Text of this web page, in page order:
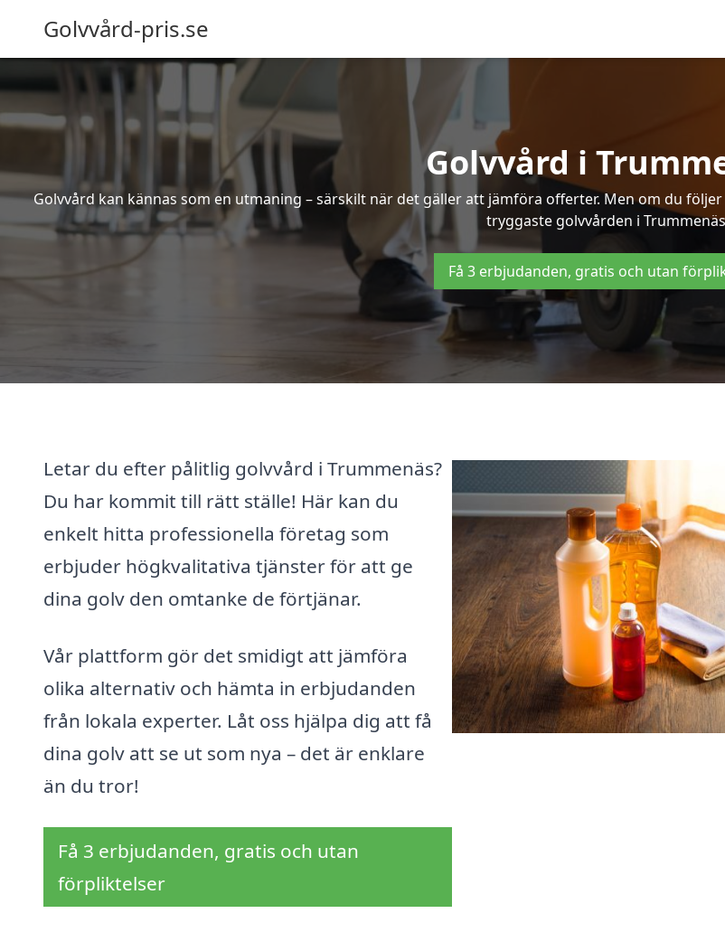
Golvvård-pris.se
Golvvård i
Golvvård kan kännas som en utmaning – särskilt när det gäller att jämföra offerter. Men om du
tryggaste golvvården i
Få 3 erbjudanden, gratis och utan
Letar du efter pålitlig golvvård i Trummenäs?
Du har kommit till rätt ställe! Här kan du
enkelt hitta professionella företag som
erbjuder högkvalitativa tjänster för att ge
dina golv den omtanke de förtjänar.
Vår plattform gör det smidigt att jämföra
olika alternativ och hämta in erbjudanden
från lokala experter. Låt oss hjälpa dig att få
dina golv att se ut som nya – det är enklare
än du tror!
Få 3 erbjudanden, gratis och utan
förpliktelser